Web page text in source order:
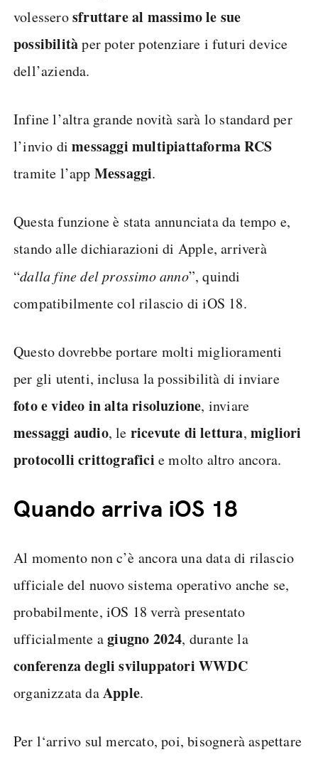
volesserosfruttare al massimo le sue
possibilitàper poter potenziare i futuri device
dell’azienda.
Infine l’altra grande novità sarà lo standard per
l’invio dimessaggi multipiattaforma RCS
tramite l’app Messaggi.
Questa funzione è stata annunciata da tempo e,
stando alle dichiarazioni di Apple, arriverà
“dalla fine del prossimo anno”, quindi
compatibilmente col rilascio di iOS 18.
Questo dovrebbe portare molti miglioramenti
per gli utenti, inclusa la possibilità di inviare
foto e video in alta risoluzione, inviare
messaggi audio, le ricevute di lettura,migliori
protocolli crittografici e molto altro ancora.
Quando arriva iOS 18
Al momento non c’è ancora una data di rilascio
ufficiale del nuovo sistema operativo anche se,
probabilmente, iOS 18 verrà presentato
ufficialmente agiugno 2024, durante la
conferenza degli sviluppatori WWDC
organizzata daApple.
Per l‘arrivo sul mercato, poi, bisognerà aspettare